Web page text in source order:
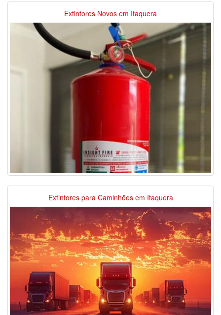
Extintores Novos em Itaquera
Extintores para Caminhões em Itaquera